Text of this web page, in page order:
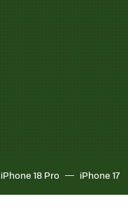
iPhone 18 Pro iPhone 17